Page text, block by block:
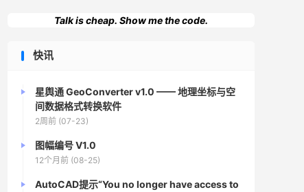
Talk is cheap. Show me the code.
快讯
星舆通 GeoConverter v1.0 —— 地理坐标与空
间数据格式转换软件
2周前 (07-23)
图幅编号 V1.0
12个月前 (08-25)
AutoCAD提示“You no longer have access to